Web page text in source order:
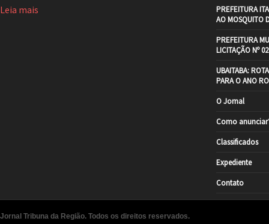
Leia mais
PREFEITURA
AO MOSQUITO
PREFEITURA
LICITAÇÃO Nº
UBAITABA:
PARA O ANO
O Jornal
Como
Classificados
Expediente
Contato
Jornal Tribuna da Região. Todos os direitos reservados.